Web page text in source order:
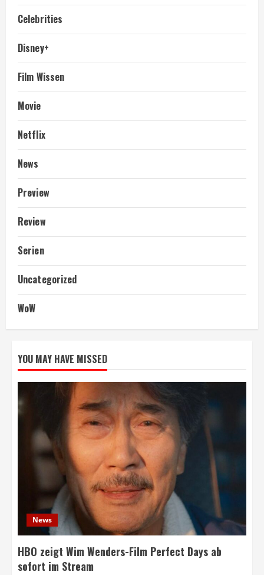
Celebrities
Disney+
Film Wissen
Movie
Netflix
News
Preview
Review
Serien
Uncategorized
WoW
YOU MAY HAVE MISSED
News
HBO zeigt Wim Wenders-Film Perfect Days ab
sofort im Stream